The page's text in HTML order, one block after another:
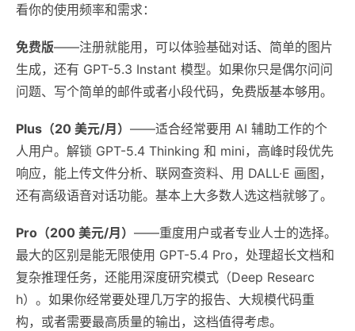
看你的使用频率和需求：
免费版——注册就能用，可以体验基础对话、简单的图片
生成，还有 GPT-5.3 Instant 模型。如果你只是偶尔问问
问题、写个简单的邮件或者小段代码，免费版基本够用。
Plus（20 美元/月） ——适合经常要用 AI 辅助工作的个
人用户。解锁 GPT-5.4 Thinking 和 mini，高峰时段优先
响应，能上传文件分析、联网查资料、用 DALL·E 画图，
还有高级语音对话功能。基本上大多数人选这档就够了。
Pro（200 美元/月） ——重度用户或者专业人士的选择。
最大的区别是能无限使用 GPT-5.4 Pro，处理超长文档和
复杂推理任务，还能用深度研究模式（Deep Researc
h）。如果你经常要处理几万字的报告、大规模代码重
构，或者需要最高质量的输出，这档值得考虑。